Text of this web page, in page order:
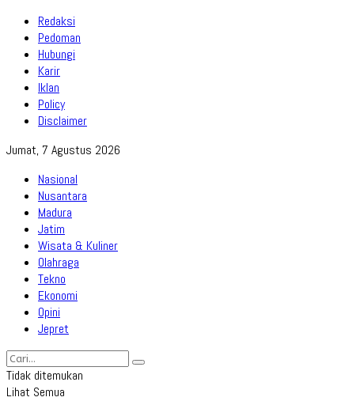
Redaksi
Pedoman
Hubungi
Karir
Iklan
Policy
Disclaimer
Jumat, 7 Agustus 2026
Nasional
Nusantara
Madura
Jatim
Wisata & Kuliner
Olahraga
Tekno
Ekonomi
Opini
Jepret
Tidak ditemukan
Lihat Semua